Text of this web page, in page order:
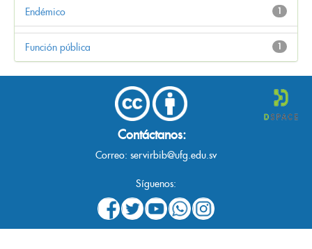
1
Endémico
1
Función pública
Contáctanos:
Correo: servirbib@ufg.edu.sv
Síguenos: